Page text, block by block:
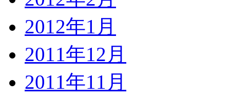
2012年1月
2011年12月
2011年11月